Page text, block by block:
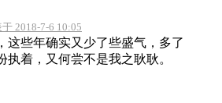
2018-7-6 10:05
这些年确实又少了些盛气，多了
执着，又何尝不是我之耿耿。